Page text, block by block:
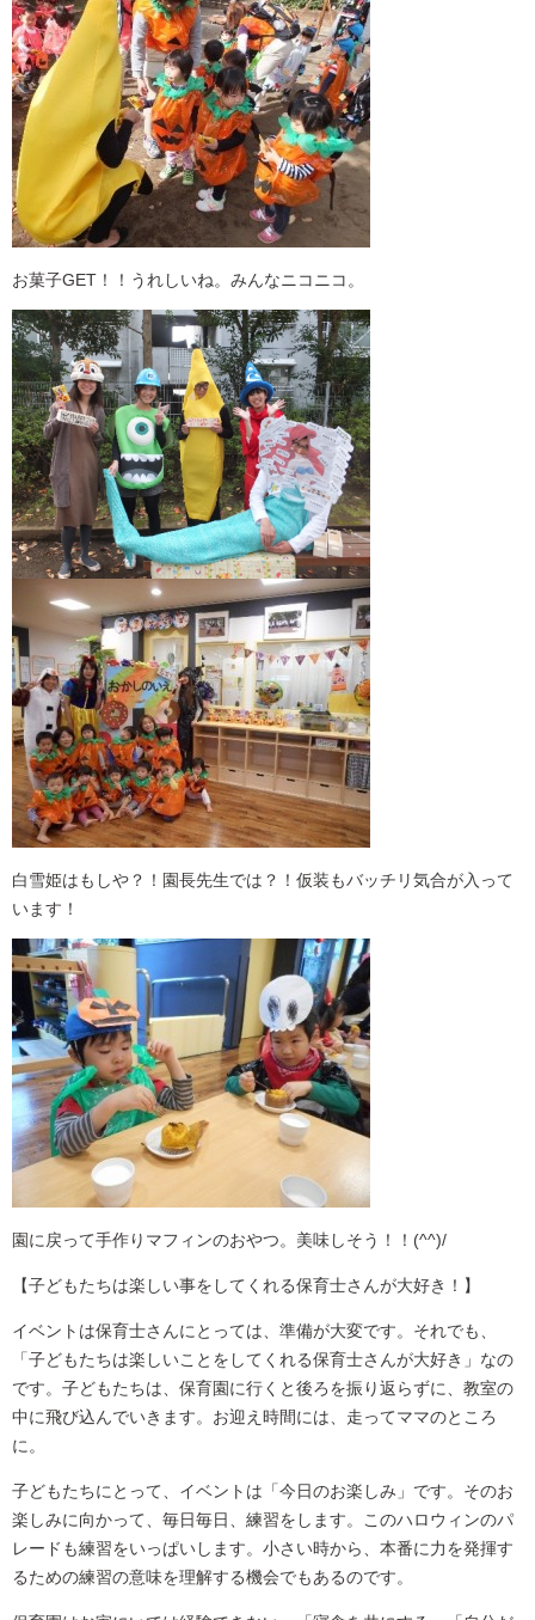
お菓子GET！！うれしいね。みんなニコニコ。
白雪姫はもしや？！園長先生では？！仮装もバッチリ気合が入って
います！
園に戻って手作りマフィンのおやつ。美味しそう！！(^^)/
【子どもたちは楽しい事をしてくれる保育士さんが大好き！】
イベントは保育士さんにとっては、準備が大変です。それでも、
「子どもたちは楽しいことをしてくれる保育士さんが大好き」なの
です。子どもたちは、保育園に行くと後ろを振り返らずに、教室の
中に飛び込んでいきます。お迎え時間には、走ってママのところ
に。
子どもたちにとって、イベントは「今日のお楽しみ」です。そのお
楽しみに向かって、毎日毎日、練習をします。このハロウィンのパ
レードも練習をいっぱいします。小さい時から、本番に力を発揮す
るための練習の意味を理解する機会でもあるのです。